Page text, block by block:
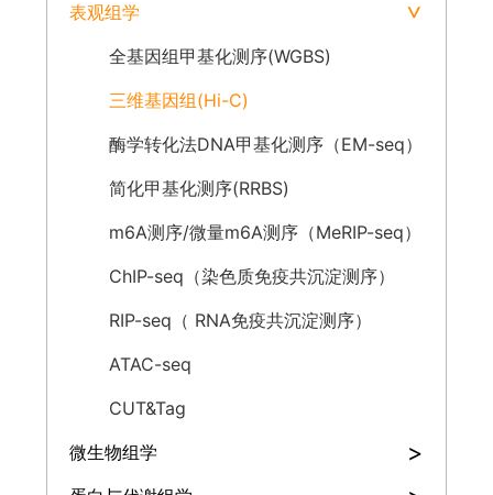
表观组学 >
全基因组甲基化测序(WGBS)
三维基因组(Hi-C)
酶学转化法DNA甲基化测序（EM-seq）
简化甲基化测序(RRBS)
m6A测序/微量m6A测序（MeRIP-seq）
ChIP-seq（染色质免疫共沉淀测序）
RIP-seq（ RNA免疫共沉淀测序）
ATAC-seq
CUT&Tag
微生物组学
>